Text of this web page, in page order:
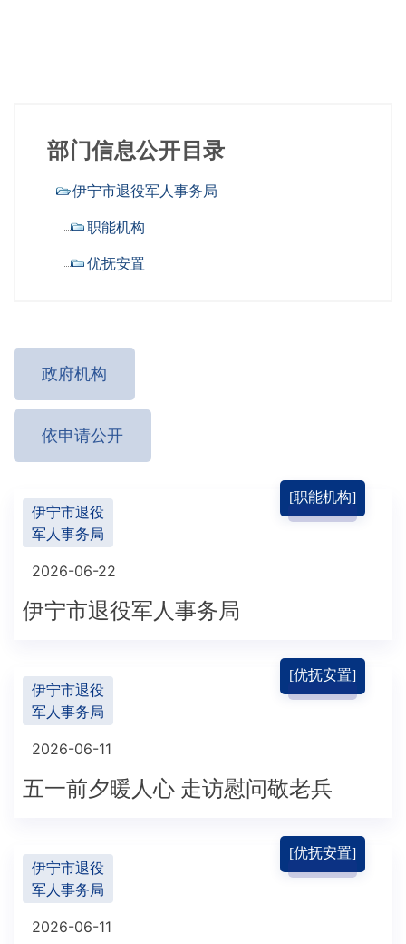
部门信息公开目录
伊宁市退役军人事务局
职能机构
优抚安置
政府机构
依申请公开
[职能机构]
伊宁市退役
军人事务局
2026-06-22
伊宁市退役军人事务局
[优抚安置]
伊宁市退役
军人事务局
2026-06-11
五一前夕暖人心 走访慰问敬老兵
[优抚安置]
伊宁市退役
军人事务局
2026-06-11